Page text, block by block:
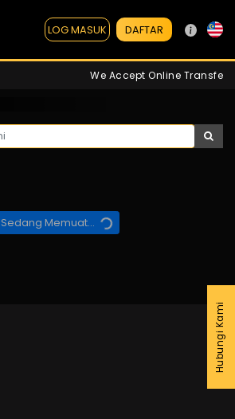
LOG MASUK DAFTAR
We Accept Online Transfer /
Sedang Memuat...
Hubungi Kami